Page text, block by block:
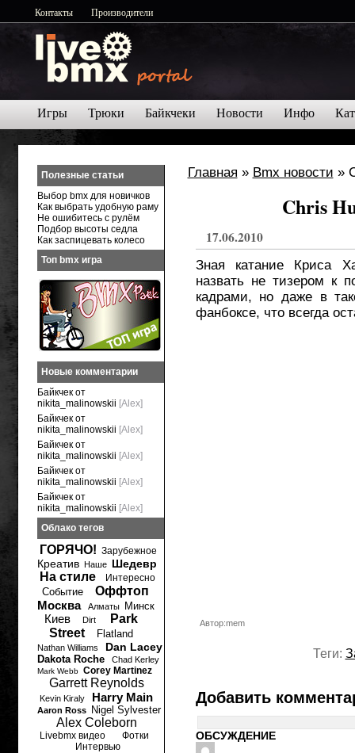
Контакты Производители
Игры Трюки Байкчеки Новости Инфо
Главная » Bmx новости »
Chris
17.06.2010
Зная катание Криса
назвать не тизером к
кадрами, но даже в
фанбоксе, что всегда
Автор:mem
Теги:
Добавить
ОБСУЖДЕНИЕ
Полезные статьи
Выбор bmx для новичков
Как выбрать удобную раму
Не ошибитесь с рулём
Подбор высоты седла
Как заспицевать колесо
Топ bmx игра
Новые комментарии
Байкчек от
nikita_malinowskii [Alex]
Байкчек от
nikita_malinowskii [Alex]
Байкчек от
nikita_malinowskii [Alex]
Байкчек от
nikita_malinowskii [Alex]
Байкчек от
nikita_malinowskii [Alex]
Облако тегов
ГОРЯЧО! Зарубежное
Креатив Наше Шедевр
На стиле Интересно
Событие
Оффтоп
Москва
Алматы Минск
Киев Dirt
Park
Street
Flatland
Nathan Williams Dan Lacey
Dakota Roche Chad Kerley
Mark Webb Corey Martinez
Garrett Reynolds
Kevin Kiraly Harry Main
Aaron Ross Nigel Sylvester
Alex Coleborn
Livebmx видео
Фотки
Интервью